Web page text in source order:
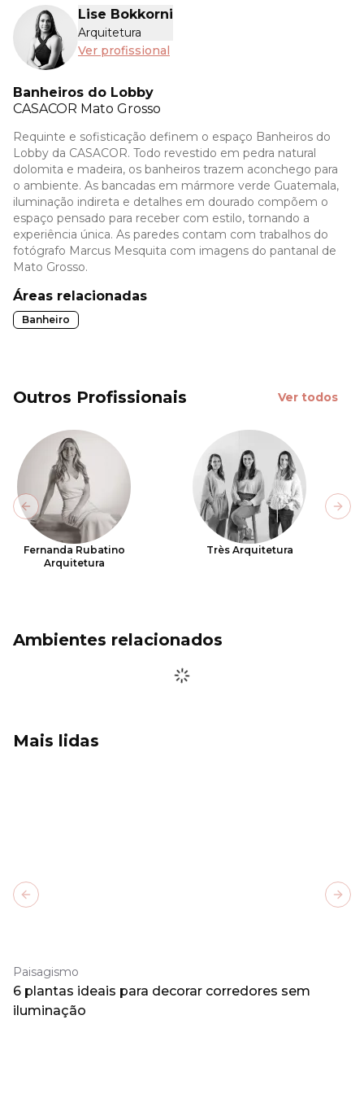
Lise Bokkorni
Arquitetura
Ver profissional
Banheiros do Lobby
CASACOR Mato Grosso
Requinte e sofisticação definem o espaço Banheiros do
Lobby da CASACOR. Todo revestido em pedra natural
dolomita e madeira, os banheiros trazem aconchego para
o ambiente. As bancadas em mármore verde Guatemala,
iluminação indireta e detalhes em dourado compõem o
espaço pensado para receber com estilo, tornando a
experiência única. As paredes contam com trabalhos do
fotógrafo Marcus Mesquita com imagens do pantanal de
Mato Grosso.
Áreas relacionadas
Banheiro
Outros Profissionais Ver todos
Fernanda Rubatino
Arquitetura
Très Arquitetura
Previous slide
Ambientes relacionados
Mais lidas
Paisagismo
6 plantas ideais para decorar corredores sem
iluminação
Previous slide